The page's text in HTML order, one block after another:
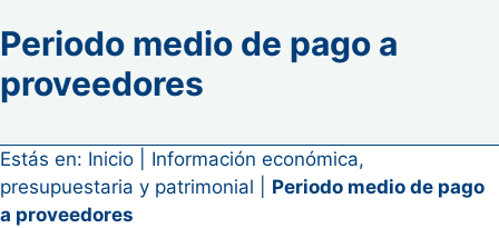
Periodo medio de pago a
proveedores
Estás en: Inicio
Información económica,
presupuestaria y patrimonial
Periodo medio de pago
a proveedores